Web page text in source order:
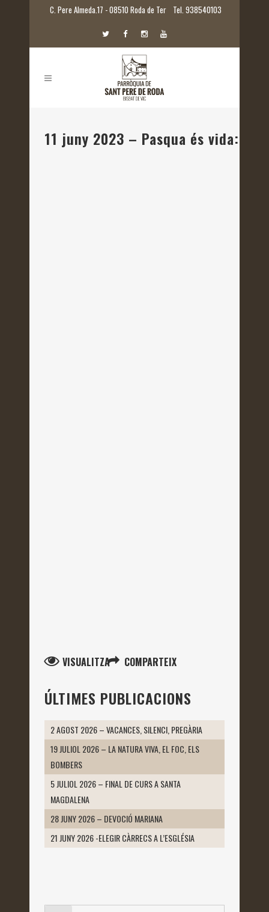
C. Pere Almeda.17 - 08510 Roda de Ter Tel. 938540103
11 juny 2023 – Pasqua és vida: El
VISUALITZA COMPARTEIX
ÚLTIMES PUBLICACIONS
2 AGOST 2026 – VACANCES, SILENCI, PREGÀRIA
19 JULIOL 2026 – LA NATURA VIVA, EL FOC, ELS
BOMBERS
5 JULIOL 2026 – FINAL DE CURS A SANTA
MAGDALENA
28 JUNY 2026 – DEVOCIÓ MARIANA
21 JUNY 2026 -ELEGIR CÀRRECS A L’ESGLÉSIA